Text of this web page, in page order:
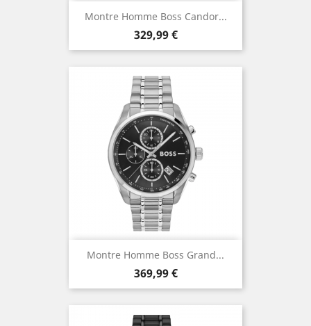
Montre Homme Boss Candor...
Prix
329,99 €
Montre Homme Boss Grand...
Prix
369,99 €